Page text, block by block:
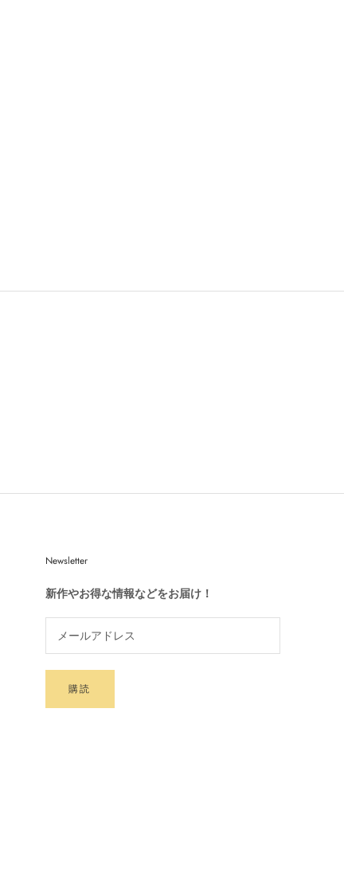
Newsletter
新作やお得な情報などをお届け！
購読